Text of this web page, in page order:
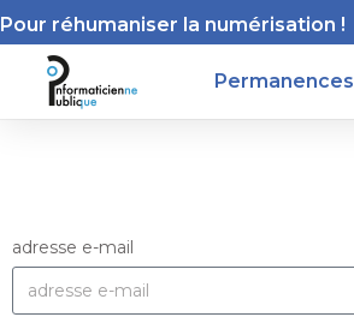
Pour réhumaniser la numérisation !
Permanences
adresse e-mail